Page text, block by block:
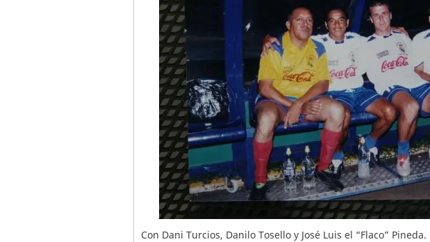
Con Dani Turcios, Danilo Tosello y José Luis el “Flaco” Pineda.